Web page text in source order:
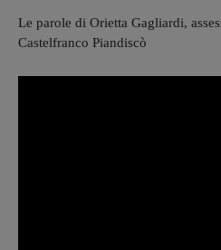
Le parole di Orietta Gagliardi,
Castelfranco Piandiscò